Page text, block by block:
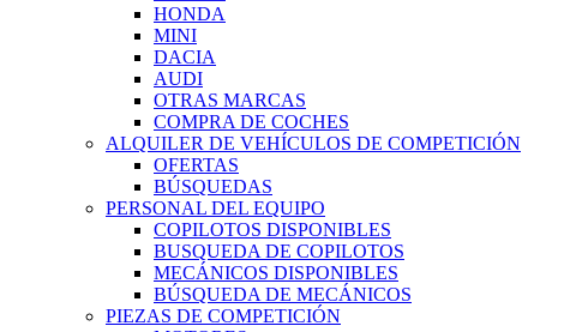
HONDA
MINI
DACIA
AUDI
OTRAS MARCAS
COMPRA DE COCHES
ALQUILER DE VEHÍCULOS DE COMPETICIÓN
OFERTAS
BÚSQUEDAS
PERSONAL DEL EQUIPO
COPILOTOS DISPONIBLES
BUSQUEDA DE COPILOTOS
MECÁNICOS DISPONIBLES
BÚSQUEDA DE MECÁNICOS
PIEZAS DE COMPETICIÓN